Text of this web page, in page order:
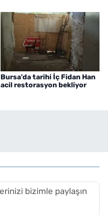
Bursa'da tarihi İç Fidan Han
acil restorasyon bekliyor